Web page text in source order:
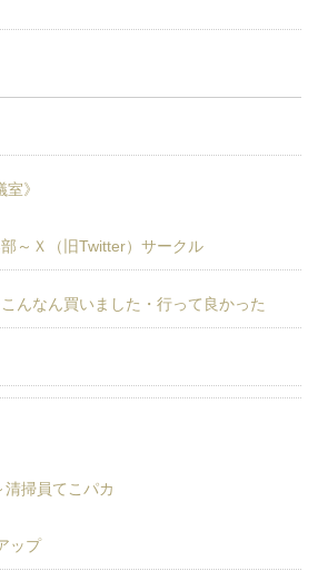
》
～Ｘ（旧Twitter）サークル
んなん買いました・行って良かった
掃員てこパカ
ップ